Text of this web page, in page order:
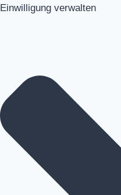
Einwilligung verwalten